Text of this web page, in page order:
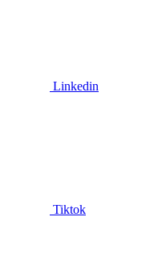
Linkedin
Tiktok